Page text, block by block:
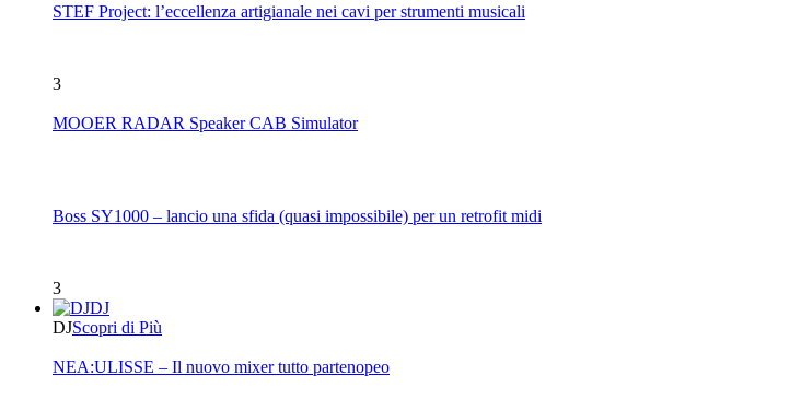
STEF Project: l’eccellenza artigianale nei cavi per strumenti musicali
3
MOOER RADAR Speaker CAB Simulator
Boss SY1000 – lancio una sfida (quasi impossibile) per un retrofit midi
3
DJ
DJScopri di Più
NEA:ULISSE – Il nuovo mixer tutto partenopeo